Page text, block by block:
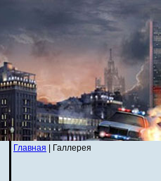
Главная | Галлерея